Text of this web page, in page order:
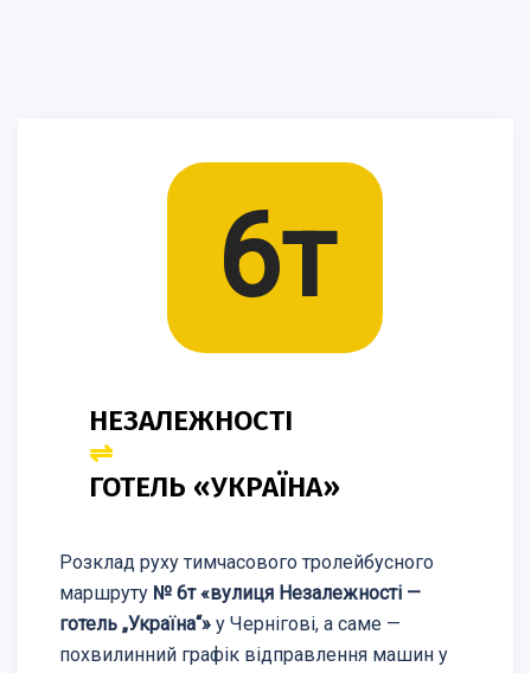
6т
НЕЗАЛЕЖНОСТІ
⇌
ГОТЕЛЬ «УКРАЇНА»
Розклад руху тимчасового тролейбусного
маршруту № 6т «вулиця Незалежності —
готель „Україна“» у Чернігові, а саме —
похвилинний графік відправлення машин у